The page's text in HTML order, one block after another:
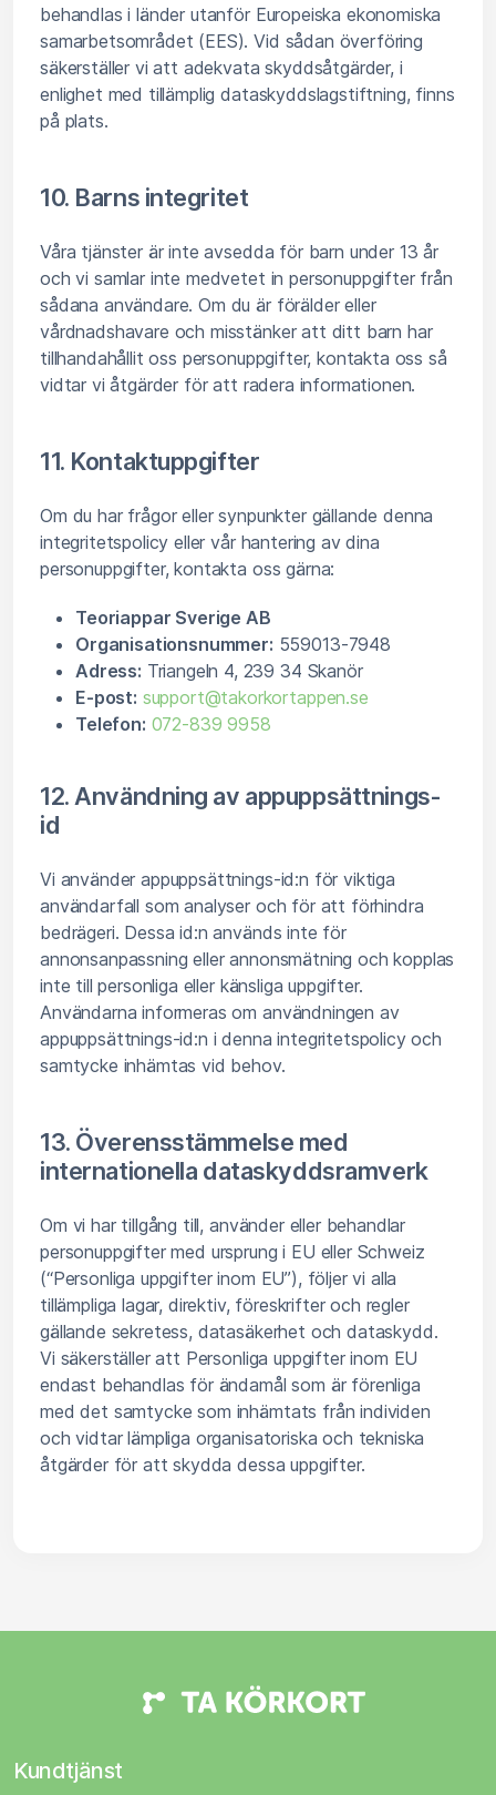
behandlas i länder utanför Europeiska ekonomiska
samarbetsområdet (EES). Vid sådan överföring
säkerställer vi att adekvata skyddsåtgärder, i
enlighet med tillämplig dataskyddslagstiftning, finns
på plats.
10. Barns integritet
Våra tjänster är inte avsedda för barn under 13 år
och vi samlar inte medvetet in personuppgifter från
sådana användare. Om du är förälder eller
vårdnadshavare och misstänker att ditt barn har
tillhandahållit oss personuppgifter, kontakta oss så
vidtar vi åtgärder för att radera informationen.
11. Kontaktuppgifter
Om du har frågor eller synpunkter gällande denna
integritetspolicy eller vår hantering av dina
personuppgifter, kontakta oss gärna:
Teoriappar Sverige AB
Organisationsnummer: 559013-7948
Adress: Triangeln 4, 239 34 Skanör
E-post: support@takorkortappen.se
Telefon: 072-839 9958
12. Användning av appuppsättnings-
id
Vi använder appuppsättnings-id:n för viktiga
användarfall som analyser och för att förhindra
bedrägeri. Dessa id:n används inte för
annonsanpassning eller annonsmätning och kopplas
inte till personliga eller känsliga uppgifter.
Användarna informeras om användningen av
appuppsättnings-id:n i denna integritetspolicy och
samtycke inhämtas vid behov.
13. Överensstämmelse med
internationella dataskyddsramverk
Om vi har tillgång till, använder eller behandlar
personuppgifter med ursprung i EU eller Schweiz
(“Personliga uppgifter inom EU”), följer vi alla
tillämpliga lagar, direktiv, föreskrifter och regler
gällande sekretess, datasäkerhet och dataskydd.
Vi säkerställer att Personliga uppgifter inom EU
endast behandlas för ändamål som är förenliga
med det samtycke som inhämtats från individen
och vidtar lämpliga organisatoriska och tekniska
åtgärder för att skydda dessa uppgifter.
Kundtjänst